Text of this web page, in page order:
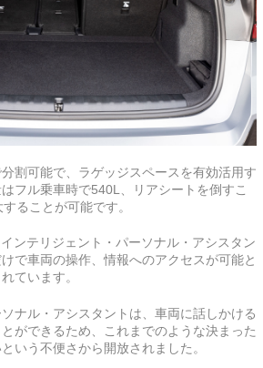
割可能で、ラゲッジスペースを有効活用す
フル乗車時で540L、リアシートを倒すこ
ることが可能です。
ンテリジェント・パーソナル・アシスタン
で車両の操作、情報へのアクセスが可能と
ています。
ナル・アシスタントは、車両に話しかける
ができるため、これまでのような決まった
いう不便さから開放されました。